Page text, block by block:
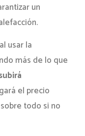
un
usar la
más de lo que
el precio
todo si no